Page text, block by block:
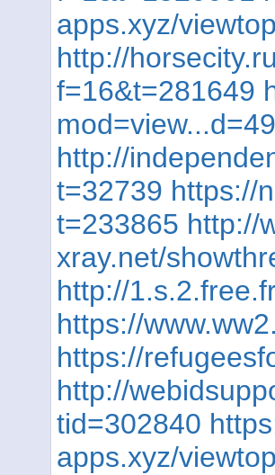
apps.xyz/
http://
f=16&t=281649
http://
t=32739 https://
t=233865 http://
xray.net/
http://
https://
https://
http://
tid=302840
apps.xyz/